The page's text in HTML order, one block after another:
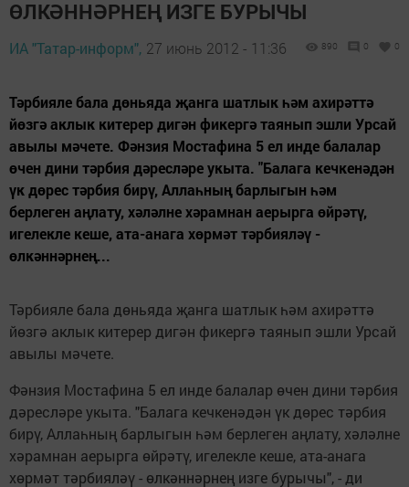
ӨЛКӘННӘРНЕҢ ИЗГЕ БУРЫЧЫ
ИА "Татар-информ", 27 июнь 2012 - 11:36 890 0 0
Тәрбияле бала дөньяда җанга шатлык һәм ахирәттә
йөзгә аклык китерер дигән фикергә таянып эшли Урсай
авылы мәчете. Фәнзия Мостафина 5 ел инде балалар
өчен дини тәрбия дәресләре укыта. "Балага кечкенәдән
үк дөрес тәрбия бирү, Аллаһның барлыгын һәм
берлеген аңлату, хәләлне хәрамнан аерырга өйрәтү,
игелекле кеше, ата-анага хөрмәт тәрбияләү -
өлкәннәрнең...
Тәрбияле бала дөньяда җанга шатлык һәм ахирәттә
йөзгә аклык китерер дигән фикергә таянып эшли Урсай
авылы мәчете.
Фәнзия Мостафина 5 ел инде балалар өчен дини тәрбия
дәресләре укыта. "Балага кечкенәдән үк дөрес тәрбия
бирү, Аллаһның барлыгын һәм берлеген аңлату, хәләлне
хәрамнан аерырга өйрәтү, игелекле кеше, ата-анага
хөрмәт тәрбияләү - өлкәннәрнең изге бурычы", - ди